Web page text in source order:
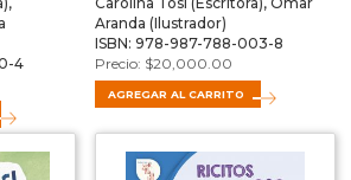
4
Aranda (Ilustrador)
ISBN: 978-987-788-003-8
$20,000.00
AGREGAR AL CARRITO